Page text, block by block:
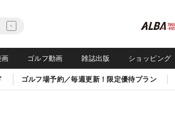
画 ゴルフ動画 雑誌出版 ショッピング
ゴルフ場予約／毎週更新！限定優待プラン